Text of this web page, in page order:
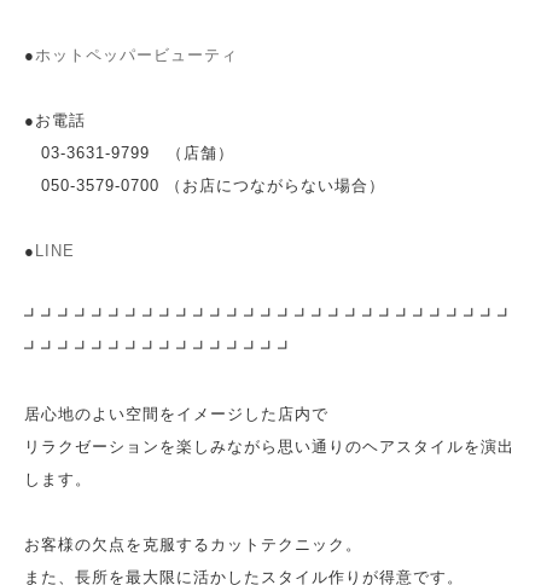
● ホットペッパービューティ
●お電話
03-3631-9799 （店舗）
050-3579-0700 （お店につながらない場合）
● LINE
┛┛┛┛┛┛┛┛┛┛┛┛┛┛┛┛┛┛┛┛┛┛┛┛┛┛┛┛┛
┛┛┛┛┛┛┛┛┛┛┛┛┛┛┛┛
居心地のよい空間をイメージした店内で
リラクゼーションを楽しみながら思い通りのヘアスタイルを演出
します。
お客様の欠点を克服するカットテクニック。
また、長所を最大限に活かしたスタイル作りが得意です。